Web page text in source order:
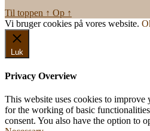
Til toppen ↑ Op ↑
Vi bruger cookies på vores website.
Luk
Privacy Overview
This website uses cookies to improve
for the working of basic
consent. You also have the option to